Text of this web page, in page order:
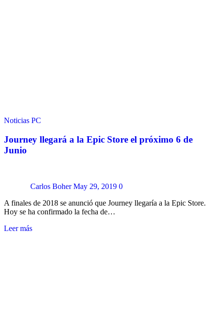
Noticias PC
Journey llegará a la Epic Store el próximo 6 de
Junio
Carlos Boher May 29, 2019 0
A finales de 2018 se anunció que Journey llegaría a la Epic Store.
Hoy se ha confirmado la fecha de…
Leer más